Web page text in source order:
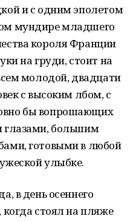
и с одним эполетом
мундире младшего
короля Франции
на груди, стоит на
молодой, двадцати
с высоким лбом, с
бы вопрошающих
глазами, большим
готовыми в любой
улыбке.
в день осеннего
когда стоял на пляже